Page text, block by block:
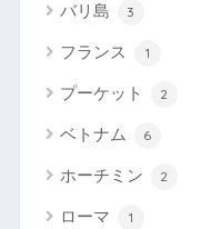
バリ島 3
フランス 1
プーケット 2
ベトナム 6
ホーチミン 2
ローマ 1